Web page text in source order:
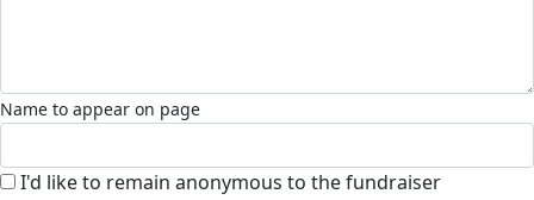
Name to appear on page
I'd like to remain anonymous to the fundraiser